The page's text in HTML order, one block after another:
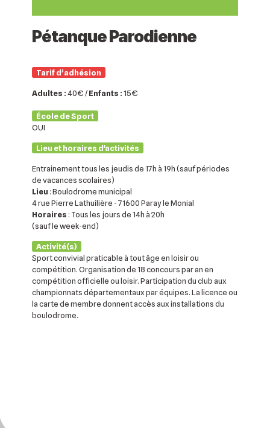
Pétanque Parodienne
Tarif d’adhésion
Adultes :40€ /Enfants :15€
École de Sport
OUI
Lieu et horaires d'activités
Entrainement tous les jeudis de 17h à 19h (sauf périodes
de vacances scolaires)
Lieu : Boulodrome municipal
4 rue Pierre Lathuilière - 71600 Paray le Monial
Horaires : Tous les jours de 14h à 20h
(sauf le week-end)
Activité(s)
Sport convivial praticable à tout âge en loisir ou
compétition. Organisation de 18 concours par an en
compétition officielle ou loisir. Participation du club aux
championnats départementaux par équipes. La licence ou
la carte de membre donnent accès aux installations du
boulodrome.